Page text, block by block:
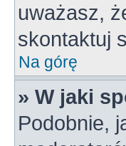
uważasz,
skontaktuj
Na górę
» W jaki
Podobnie,